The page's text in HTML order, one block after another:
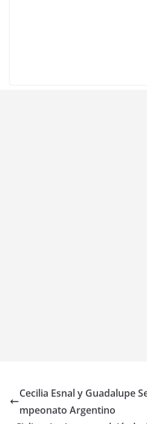
Cecilia Esnal y Guadalupe
mpeonato Argentino